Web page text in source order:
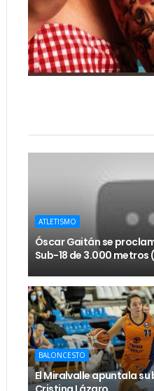
ATLETISMO
Óscar Gaitán se
Sub-18 de 3.000 metros
BALONCESTO
El Miralvalle apuntala